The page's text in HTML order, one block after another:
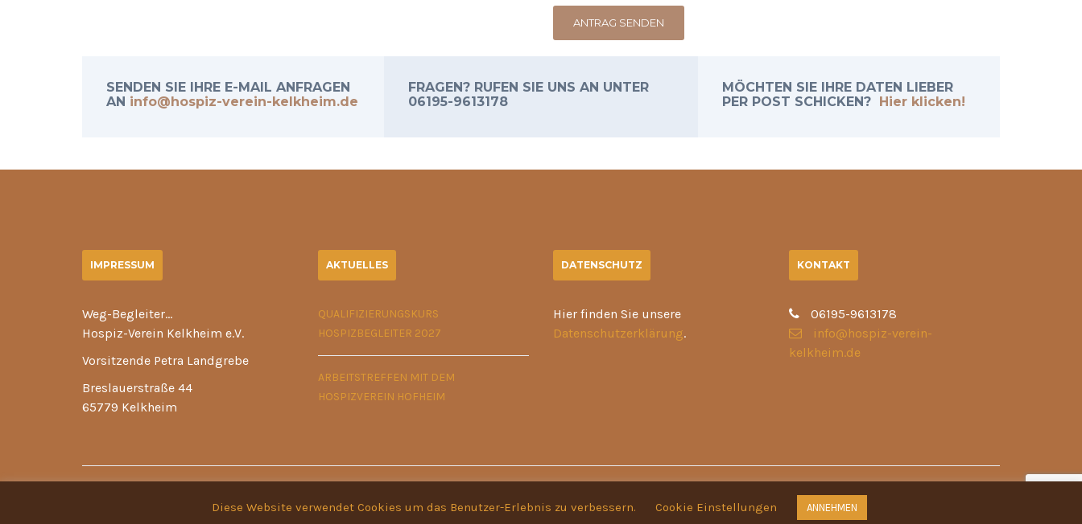
SENDEN SIE IHRE E-MAIL ANFRAGEN
AN info@hospiz-verein-kelkheim.de
FRAGEN? RUFEN SIE UNS AN UNTER
06195-9613178
MÖCHTEN SIE IHRE DATEN LIEBER
PER POST SCHICKEN? Hier klicken!
IMPRESSUM
Weg-Begleiter…
Hospiz-Verein Kelkheim e.V.
Vorsitzende Petra Landgrebe
Breslauerstraße 44
65779 Kelkheim
AKTUELLES
QUALIFIZIERUNGSKURS
HOSPIZBEGLEITER 2027
ARBEITSTREFFEN MIT DEM
HOSPIZVEREIN HOFHEIM
DATENSCHUTZ
Hier finden Sie unsere
Datenschutzerklärung.
KONTAKT
06195-9613178
info@hospiz-verein-
kelkheim.de
Diese Website verwendet Cookies um das Benutzer-Erlebnis zu verbessern. Cookie Einstellungen ANNEHMEN